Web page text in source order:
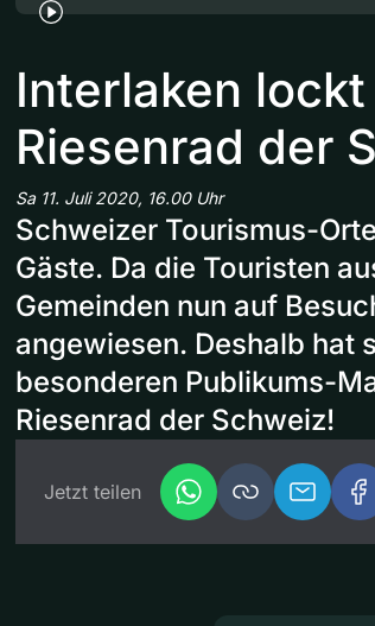
Interlaken
Riesenrad der
Sa 11. Juli 2020, 16.00 Uhr
Schweizer Tourismus-
Gäste. Da die Touristen
Gemeinden nun auf
angewiesen. Deshalb hat
besonderen Publikums-
Riesenrad der Schweiz!
Jetzt teilen